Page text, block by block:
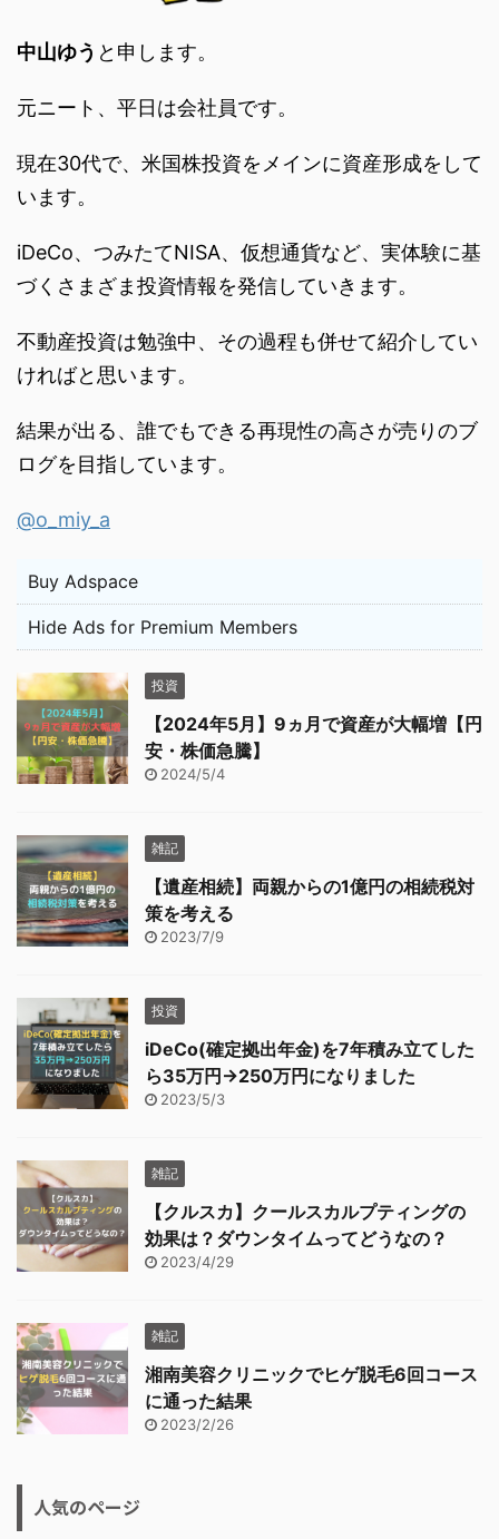
中山ゆう と申します。
元ニート、平日は会社員です。
現在30代で、米国株投資をメインに資産形成をして
います。
iDeCo、つみたてNISA、仮想通貨など、実体験に基
づくさまざま投資情報を発信していきます。
不動産投資は勉強中、その過程も併せて紹介してい
ければと思います。
結果が出る、誰でもできる再現性の高さが売りのブ
ログを目指しています。
@o_miy_a
Buy Adspace
Hide Ads for Premium Members
投資
【2024年5月】9ヵ月で資産が大幅増【円
安・株価急騰】
2024/5/4
雑記
【遺産相続】両親からの1億円の相続税対
策を考える
2023/7/9
投資
iDeCo(確定拠出年金)を7年積み立てした
ら35万円→250万円になりました
2023/5/3
雑記
【クルスカ】クールスカルプティングの
効果は？ダウンタイムってどうなの？
2023/4/29
雑記
湘南美容クリニックでヒゲ脱毛6回コース
に通った結果
2023/2/26
人気のページ